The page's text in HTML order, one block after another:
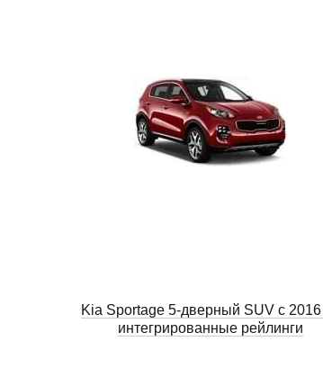
Kia Sportage 5-дверный SUV с 2016
интегрированные рейлинги